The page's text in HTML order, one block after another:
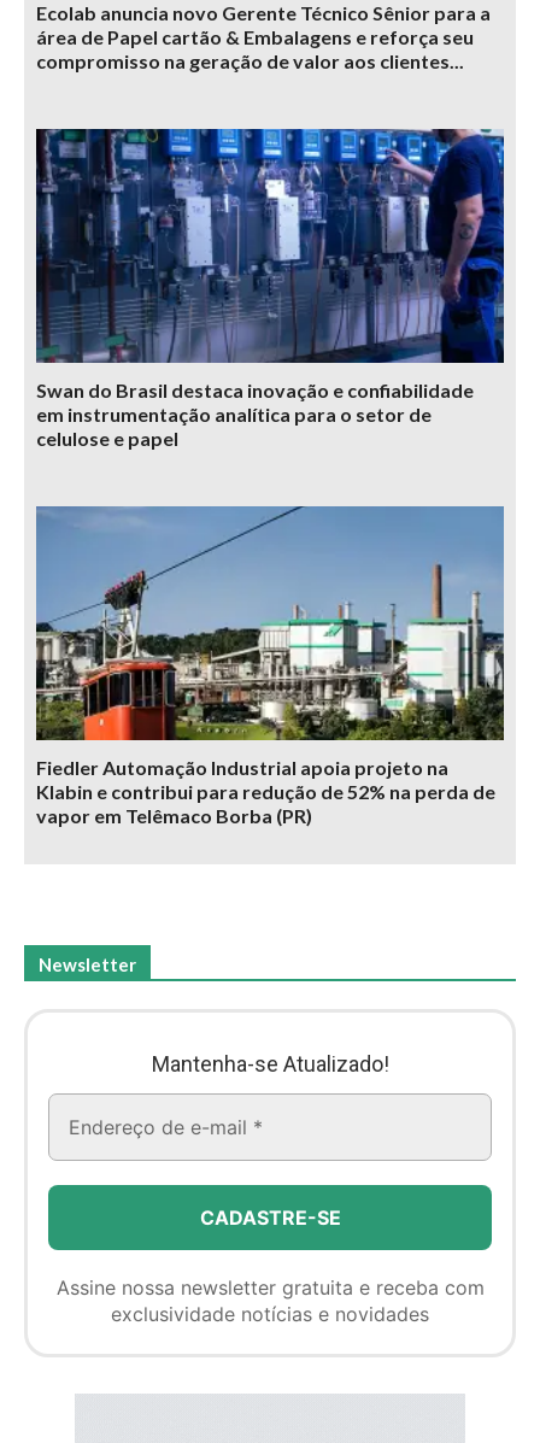
Ecolab anuncia novo Gerente Técnico Sênior para a
área de Papel cartão & Embalagens e reforça seu
compromisso na geração de valor aos clientes...
Swan do Brasil destaca inovação e confiabilidade
em instrumentação analítica para o setor de
celulose e papel
Fiedler Automação Industrial apoia projeto na
Klabin e contribui para redução de 52% na perda de
vapor em Telêmaco Borba (PR)
Newsletter
Mantenha-se Atualizado!
Assine nossa newsletter gratuita e receba com
exclusividade notícias e novidades